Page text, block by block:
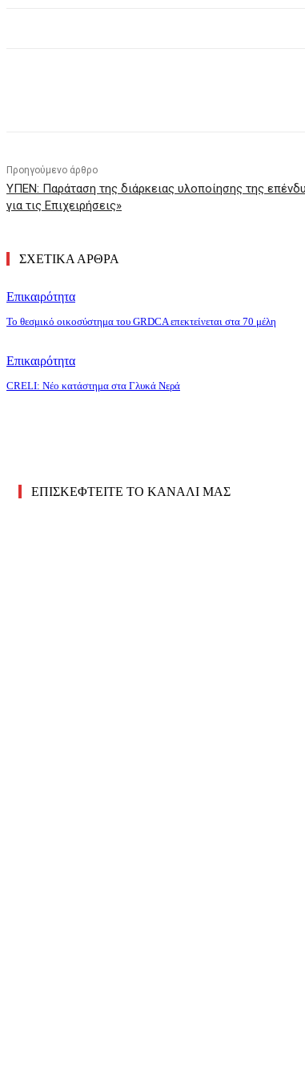
Προηγούμενο άρθρο
ΥΠΕΝ: Παράταση της διάρκειας υλοποίησης της
για τις Επιχειρήσεις»
ΣΧΕΤΙΚΑ ΑΡΘΡΑ
Επικαιρότητα
Το θεσμικό οικοσύστημα του GRDCA επεκτείνεται στα 70 μέλη
Επικαιρότητα
CRELI: Νέο κατάστημα στα Γλυκά Νερά
ΕΠΙΣΚΕΦΤΕΙΤΕ ΤΟ ΚΑΝΑΛΙ ΜΑΣ